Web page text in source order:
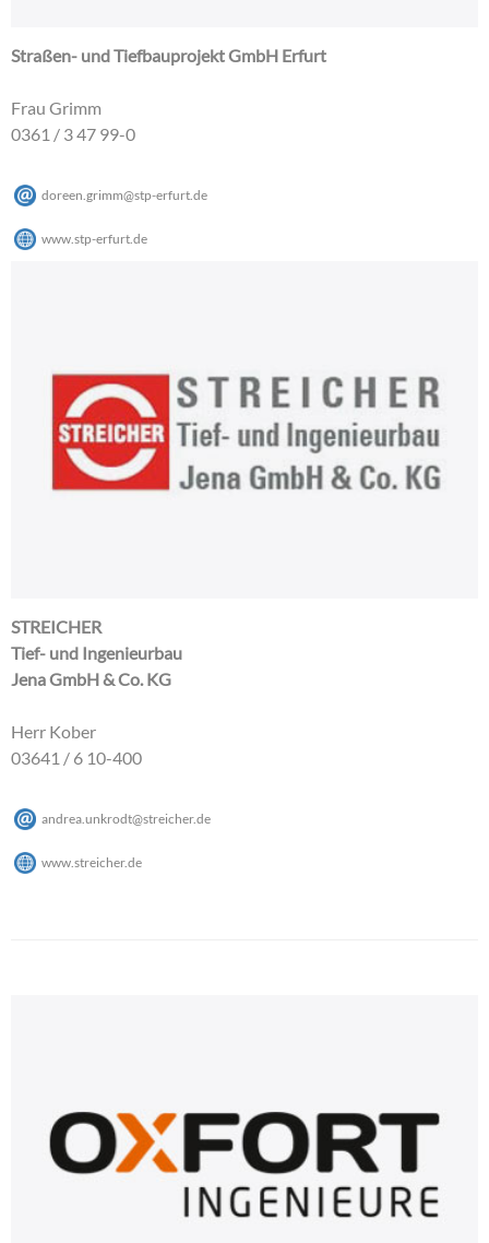
Straßen- und Tiefbauprojekt GmbH Erfurt
Frau Grimm
0361 / 3 47 99-0
doreen.grimm@stp-erfurt de
www.stp-erfurt.de
STREICHER
Tief- und Ingenieurbau
Jena GmbH & Co. KG
Herr Kober
03641 / 6 10-400
andrea.unkrodt@streicher.de
www.streicher.de